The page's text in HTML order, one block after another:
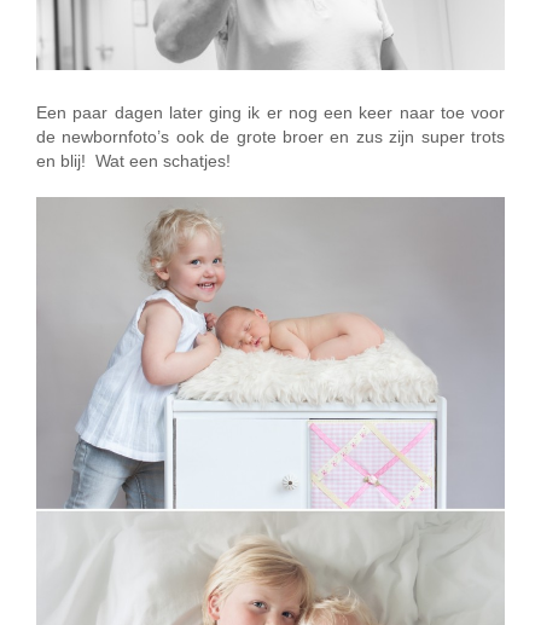
Een paar dagen later ging ik er nog een keer naar toe voor
de newbornfoto’s ook de grote broer en zus zijn super trots
en blij! Wat een schatjes!